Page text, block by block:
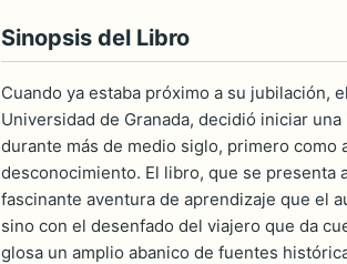
Sinopsis del Libro
Cuando ya estaba próximo a su jubilación,
Universidad de Granada, decidió iniciar
durante más de medio siglo, primero como
desconocimiento. El libro, que se presenta
fascinante aventura de aprendizaje que el
sino con el desenfado del viajero que da
glosa un amplio abanico de fuentes